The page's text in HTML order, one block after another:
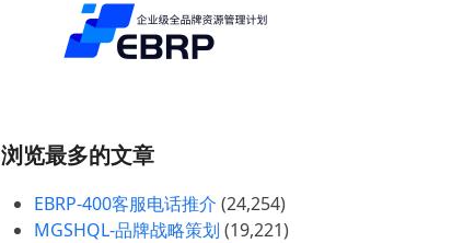
浏览最多的文章
EBRP-400客服电话推介 (24,254)
MGSHQL-品牌战略策划 (19,221)